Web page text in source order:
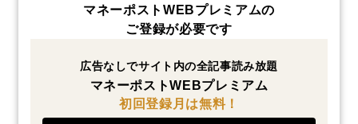
マネーポストWEBプレミアムの
ご登録が必要です
広告なしでサイト内の全記事読み放題
マネーポストWEBプレミアム
初回登録月は無料！